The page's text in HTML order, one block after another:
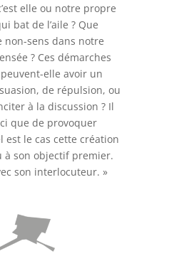
elle ou notre propre
bat de l’aile ? Que
non-sens dans notre
? Ces démarches
elle avoir un
de répulsion, ou
à la discussion ? Il
que de provoquer
est le cas cette création
à son objectif premier.
son interlocuteur. »